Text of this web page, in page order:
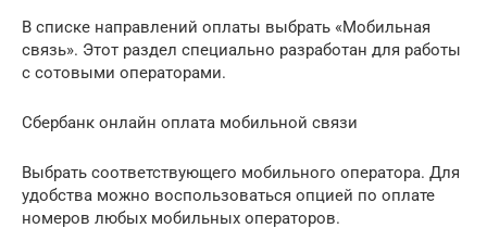
В списке направлений оплаты выбрать «Мобильная
связь». Этот раздел специально разработан для работы
с сотовыми операторами.
Сбербанк онлайн оплата мобильной связи
Выбрать соответствующего мобильного оператора. Для
удобства можно воспользоваться опцией по оплате
номеров любых мобильных операторов.